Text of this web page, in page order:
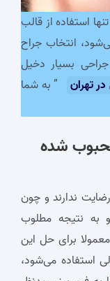
استفاده از قالب
انتخاب جراح
بسیار دخیل
تهران
” به شما
شده
ندارند و چون
به نتیجه مطلوب
برای حل این
استفاده می‌شود،